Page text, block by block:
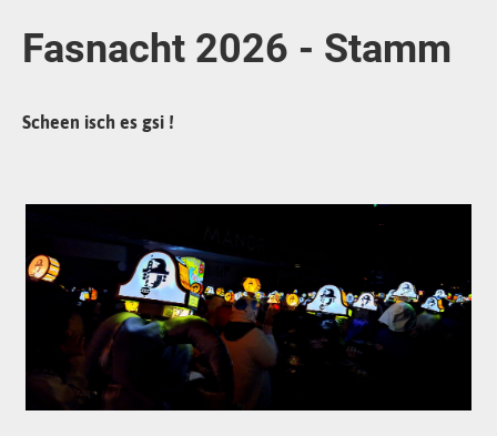
Fasnacht 2026 - Stamm
Scheen isch es gsi !